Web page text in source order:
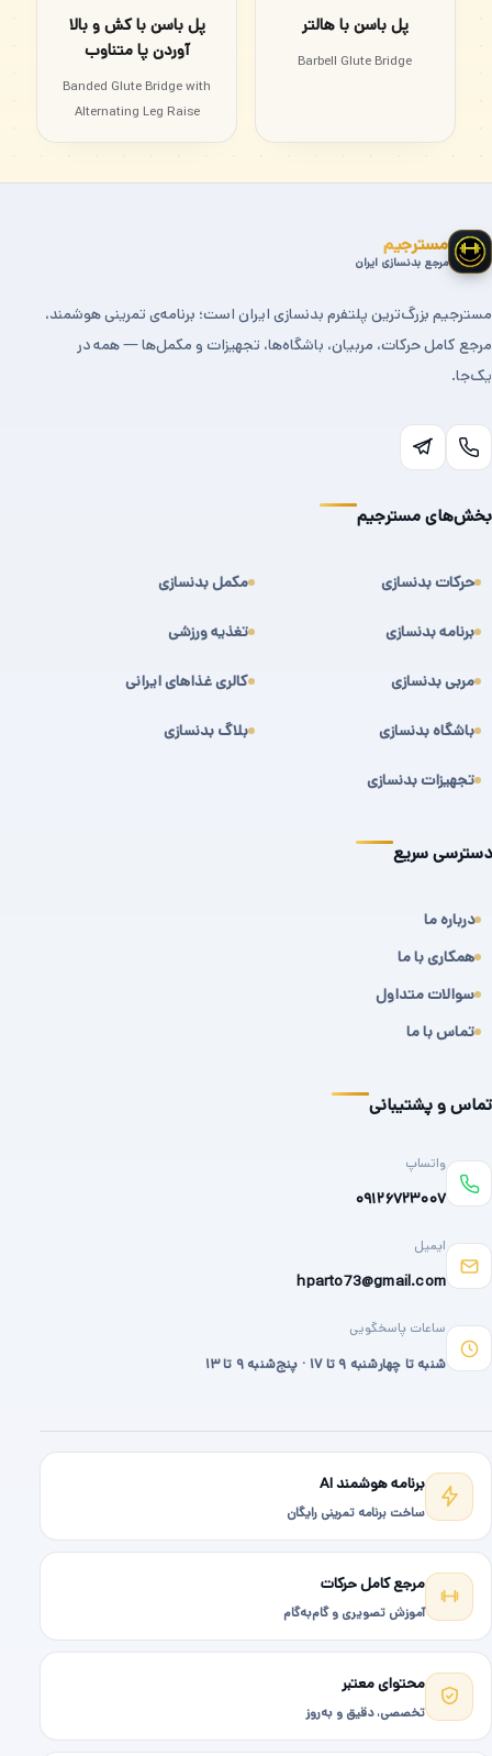
پل باسن با هالتر
Barbell Glute Bridge
پل باسن با کش و بالا
آوردن پا متناوب
Banded Glute Bridge with
Alternating Leg Raise
مسترجیم
مرجع بدنسازی ایران
مسترجیم بزرگ‌ترین پلتفرم بدنسازی ایران است؛ برنامه‌ی تمرینی هوشمند،
مرجع کامل حرکات، مربیان، باشگاه‌ها، تجهیزات و مکمل‌ها — همه در
یک‌جا.
بخش‌های مسترجیم
حرکات بدنسازی
برنامه بدنسازی
مربی بدنسازی
باشگاه بدنسازی
تجهیزات بدنسازی
مکمل بدنسازی
تغذیه ورزشی
کالری غذاهای ایرانی
بلاگ بدنسازی
دسترسی سریع
درباره ما
همکاری با ما
سوالات متداول
تماس با ما
تماس و پشتیبانی
واتساپ
۰۹۱۲۶۷۲۳۰۰۷
ایمیل
hparto73@gmail.com
ساعات پاسخگویی
شنبه تا چهارشنبه ۹ تا ۱۷ · پنج‌شنبه ۹ تا ۱۳
برنامه هوشمند AI
ساخت برنامه تمرینی رایگان
مرجع کامل حرکات
آموزش تصویری و گام‌به‌گام
محتوای معتبر
تخصصی، دقیق و به‌روز